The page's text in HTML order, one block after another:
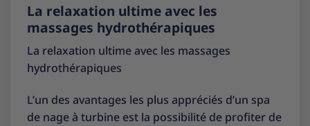
La relaxation ultime avec les
massages hydrothérapiques
La relaxation ultime avec les massages
hydrothérapiques
L’un des avantages les plus appréciés d’un spa
de nage à turbine est la possibilité de profiter de